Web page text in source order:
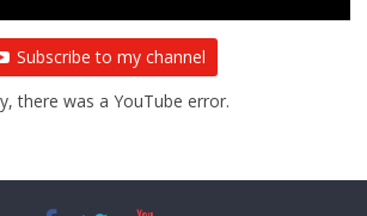
Subscribe to my channel
there was a YouTube error.